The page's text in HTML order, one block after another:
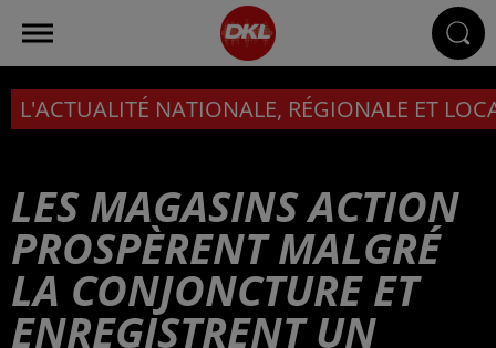
L'ACTUALITÉ NATIONALE, RÉGIONALE ET
LES MAGASINS ACTION
PROSPÈRENT MALGRÉ
LA CONJONCTURE ET
ENREGISTRENT UN